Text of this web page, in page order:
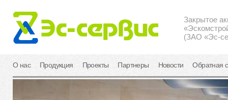
Закрытое
(ЗАО «Эс-
О нас Продукция Проекты Партнеры Новости Обратная